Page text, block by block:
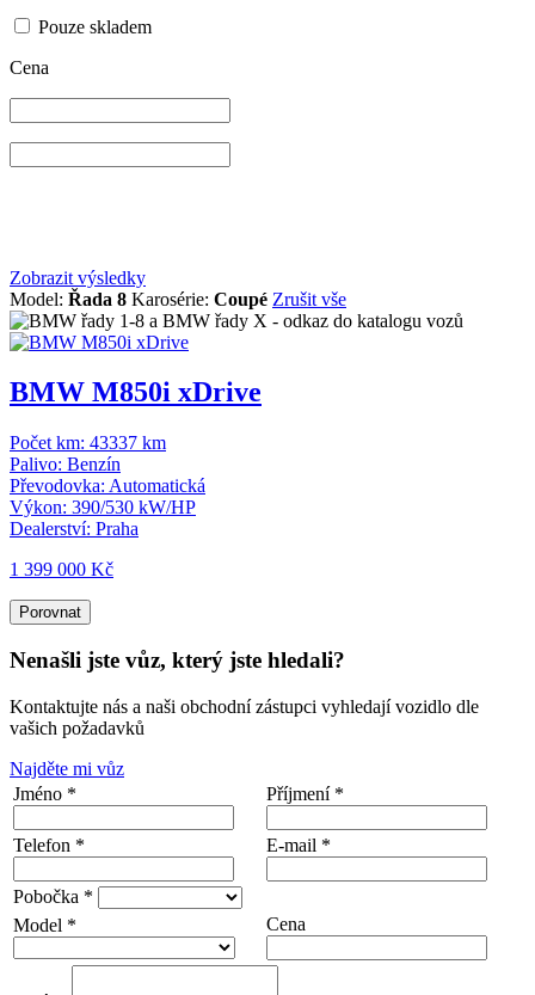
Pouze skladem
Cena
Zobrazit výsledky
Model: Řada 8 Karosérie: Coupé Zrušit vše
BMW M850i xDrive
Počet km: 43337 km
Palivo: Benzín
Převodovka: Automatická
Výkon: 390/530 kW/HP
Dealerství: Praha
1 399 000 Kč
Porovnat
Nenašli jste vůz, který jste hledali?
Kontaktujte nás a naši obchodní zástupci vyhledají vozidlo dle
vašich požadavků
Najděte mi vůz
Jméno *
Příjmení *
Telefon * E-mail *
Pobočka *
Model *
Cena